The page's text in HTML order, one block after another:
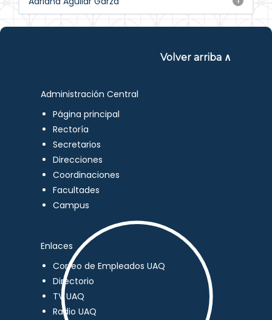
Volver arriba ∧
Administración Central
Página principal
Rectoría
Secretarios
Direcciones
Coordinaciones
Facultades
Campus
Enlaces
Correo de Empleados UAQ
Directorio
TV UAQ
Radio UAQ